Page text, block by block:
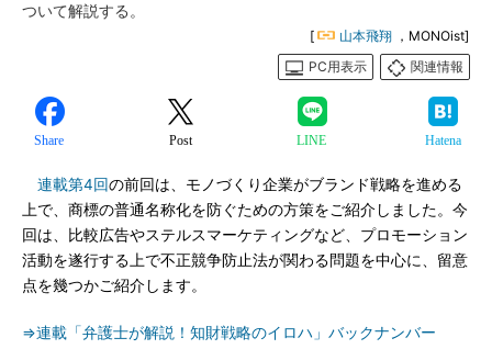
ついて解説する。
[ 山本飛翔 ，MONOist]
PC用表示
関連情報
Share Post LINE Hatena
連載第4回の前回は、モノづくり企業がブランド戦略を進める
上で、商標の普通名称化を防ぐための方策をご紹介しました。今
回は、比較広告やステルスマーケティングなど、プロモーション
活動を遂行する上で不正競争防止法が関わる問題を中心に、留意
点を幾つかご紹介します。
⇒連載「弁護士が解説！知財戦略のイロハ」バックナンバー